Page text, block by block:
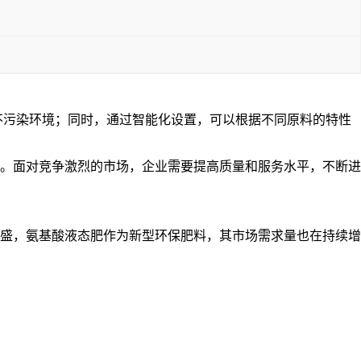
染环境；同时，通过智能化设置，可以根据不同原料的特性
面对竞争激烈的市场，企业需要提高质量和服务水平，不断进
，氨基酸液态肥作为新型环保肥料，其市场需求量也在持续增